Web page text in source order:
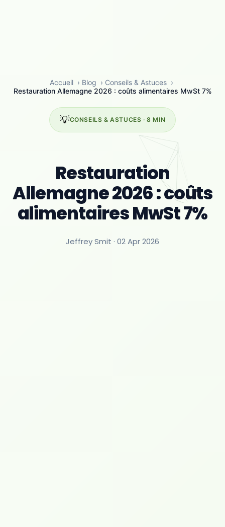
Accueil › Blog › Conseils & Astuces ›
Restauration Allemagne 2026 : coûts alimentaires MwSt 7%
💡CONSEILS & ASTUCES · 8 MIN
Restauration
Allemagne 2026 : coûts
alimentaires MwSt 7%
Jeffrey Smit · 02 Apr 2026